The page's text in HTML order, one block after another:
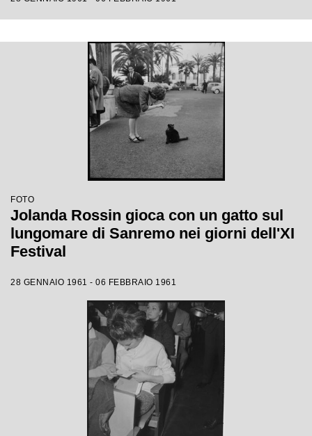
FOTO
Jolanda Rossin gioca con un gatto sul
lungomare di Sanremo nei giorni dell'XI
Festival
28 GENNAIO 1961 - 06 FEBBRAIO 1961